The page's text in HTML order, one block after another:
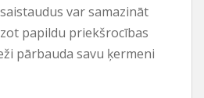
var samazināt
papildu priekšrocības
pārbauda savu ķermeni